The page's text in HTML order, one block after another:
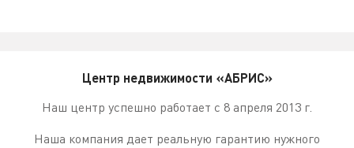
Центр недвижимости «АБРИС»
Наш центр успешно работает с 8 апреля 2013 г.
Наша компания дает реальную гарантию нужного